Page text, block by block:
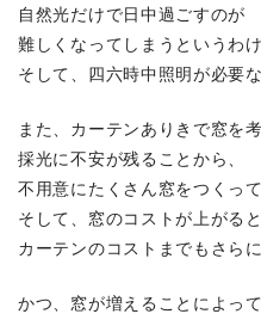
自然光だけで日中過ごすのが
難しくなってしまうというわけ
そして、四六時中照明が必要
また、カーテンありきで窓を考
採光に不安が残ることから、
不用意にたくさん窓をつくっ
そして、窓のコストが上がると
カーテンのコストまでもさら
かつ、窓が増えることによって